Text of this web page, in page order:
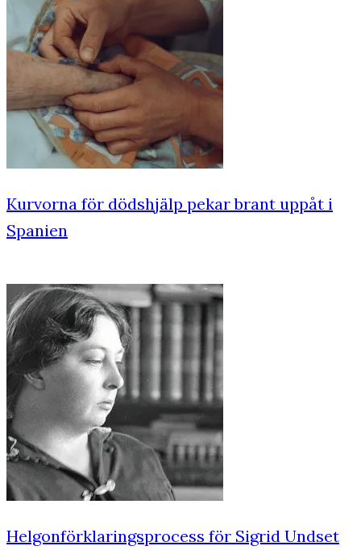
Kurvorna för dödshjälp pekar brant uppåt i
Spanien
Helgonförklaringsprocess för Sigrid Undset